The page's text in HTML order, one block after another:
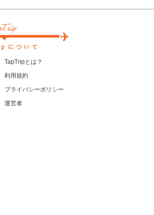
TapTripとは？
利用規約
プライバシーポリシー
運営者